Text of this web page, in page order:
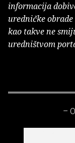
informacija
uredničke
kao takve ne
uredništvom
–